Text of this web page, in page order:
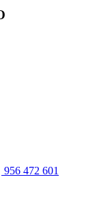
956 472 601